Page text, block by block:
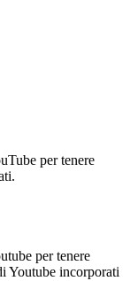
per tenere
per tenere
Youtube incorporati